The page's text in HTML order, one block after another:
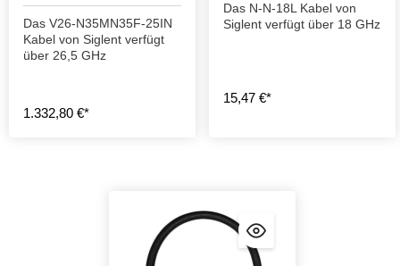
Das V26-N35MN35F-25IN
Kabel von Siglent verfügt
über 26,5 GHz
1.332,80 €*
Das N-N-18L Kabel von
Siglent verfügt über 18 GHz
15,47 €*